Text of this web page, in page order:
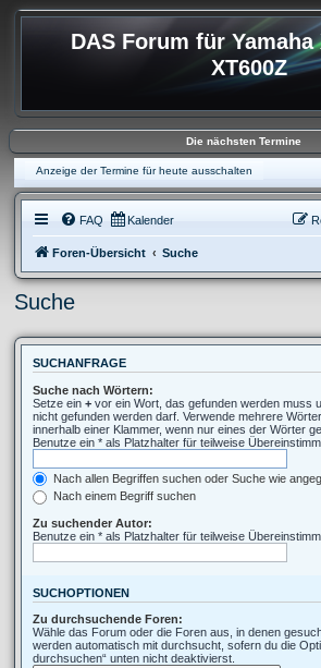
DAS Forum für Yamaha
XT600Z
Die nächsten Termine
Anzeige der Termine für heute ausschalten
FAQ Kalender
Foren-Übersicht Suche
Suche
SUCHANFRAGE
Suche nach Wörtern:
Setze ein + vor ein Wort, das gefunden werden muss
nicht gefunden werden darf. Verwende mehrere
innerhalb einer Klammer, wenn nur eines der Wörter
Benutze ein * als Platzhalter für teilweise
Nach allen Begriffen suchen oder Suche wie
Nach einem Begriff suchen
Zu suchender Autor:
Benutze ein * als Platzhalter für teilweise
SUCHOPTIONEN
Zu durchsuchende Foren:
Wähle das Forum oder die Foren aus, in denen
werden automatisch mit durchsucht, sofern du die
durchsuchen“ unten nicht deaktivierst.